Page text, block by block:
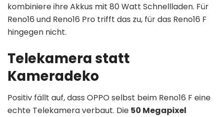
kombiniere ihre Akkus mit 80 Watt Schnellladen. Für
Reno16 und Reno16 Pro trifft das zu, für das Reno16 F
hingegen nicht.
Telekamera statt
Kameradeko
Positiv fällt auf, dass OPPO selbst beim Reno16 F eine
echte Telekamera verbaut. Die 50 Megapixel